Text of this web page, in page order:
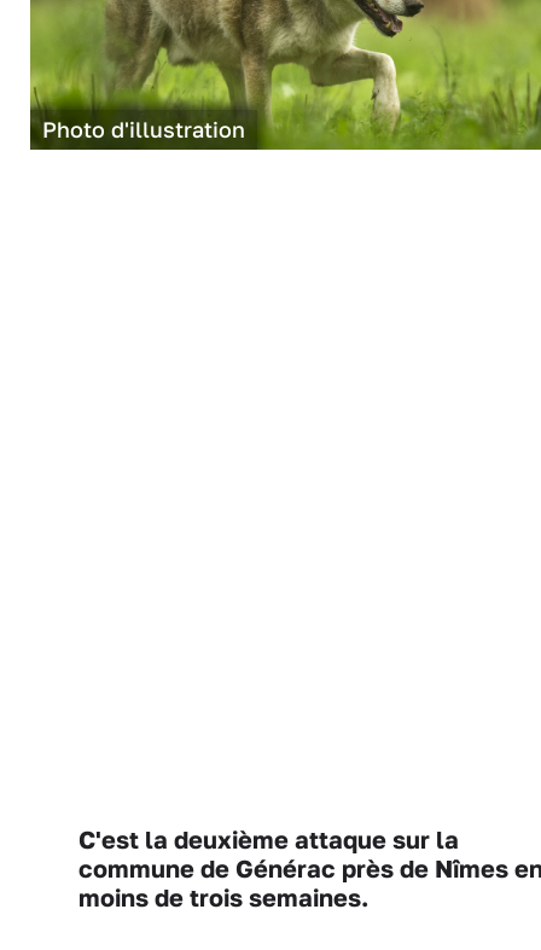
Photo d'illustration
C'est la deuxième attaque sur la
commune de Générac près de Nîmes
moins de trois semaines.